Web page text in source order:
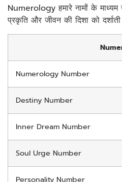
Numerology हमारे नामों के
प्रकृति और जीवन की दिशा को
Numerology Number
Destiny Number
Inner Dream Number
Soul Urge Number
Personality Number